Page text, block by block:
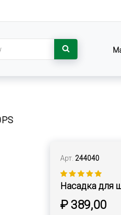
Арт. 244040
Насадка для
₽ 389,00